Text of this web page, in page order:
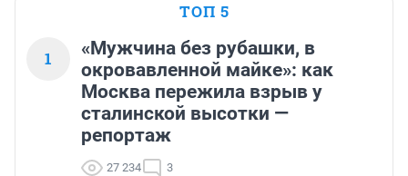
ТОП 5
1
«Мужчина без рубашки, в
окровавленной майке»: как
Москва пережила взрыв у
сталинской высотки —
репортаж
27 234 3